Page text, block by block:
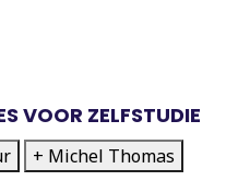
VOOR ZELFSTUDIE
+ Michel Thomas